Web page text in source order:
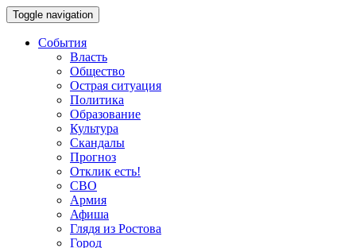
Toggle navigation
События
Власть
Общество
Острая ситуация
Политика
Образование
Культура
Скандалы
Прогноз
Отклик есть!
СВО
Армия
Афиша
Глядя из Ростова
Город